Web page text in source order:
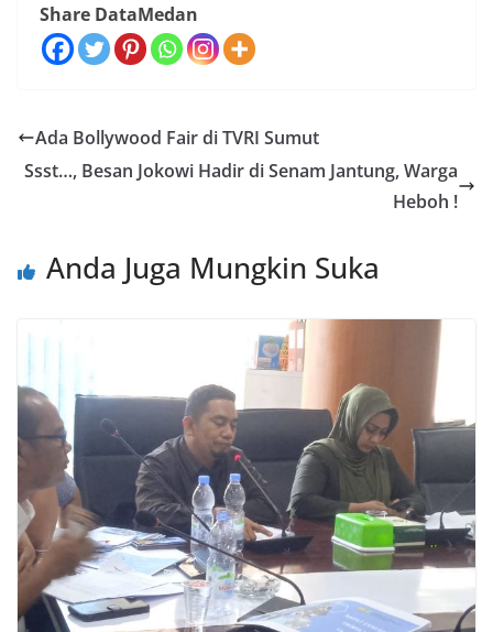
Share DataMedan
Ada Bollywood Fair di TVRI Sumut
Ssst…, Besan Jokowi Hadir di Senam Jantung, Warga
Heboh !
Anda Juga Mungkin Suka